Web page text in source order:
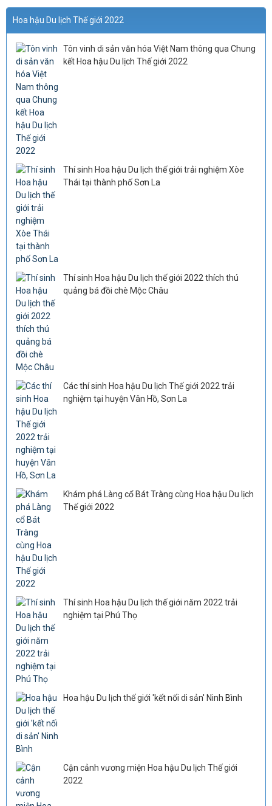
Hoa hậu Du lịch Thế giới 2022
Tôn vinh di sản văn hóa Việt Nam thông qua Chung
kết Hoa hậu Du lịch Thế giới 2022
Thí sinh Hoa hậu Du lịch thế giới trải nghiệm Xòe
Thái tại thành phố Sơn La
Thí sinh Hoa hậu Du lịch thế giới 2022 thích thú
quảng bá đồi chè Mộc Châu
Các thí sinh Hoa hậu Du lịch Thế giới 2022 trải
nghiệm tại huyện Vân Hồ, Sơn La
Khám phá Làng cổ Bát Tràng cùng Hoa hậu Du lịch
Thế giới 2022
Thí sinh Hoa hậu Du lịch thế giới năm 2022 trải
nghiệm tại Phú Thọ
Hoa hậu Du lịch thế giới 'kết nối di sản' Ninh Bình
Cận cảnh vương miện Hoa hậu Du lịch Thế giới
2022